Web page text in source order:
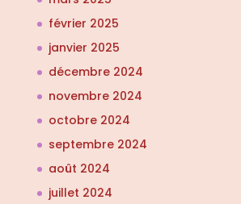
février 2025
janvier 2025
décembre 2024
novembre 2024
octobre 2024
septembre 2024
août 2024
juillet 2024